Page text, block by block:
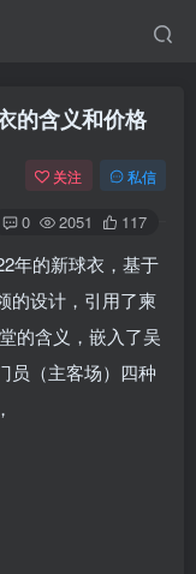
的含义和价格
关注 私信
0 2051 117
年的新球衣，基于
的设计，引用了柬
的含义，嵌入了吴
员（主客场）四种